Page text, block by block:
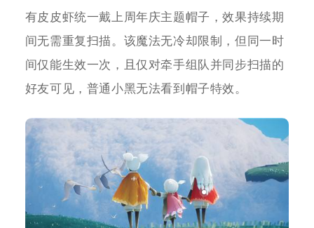
有皮皮虾统一戴上周年庆主题帽子，效果持续期
间无需重复扫描。该魔法无冷却限制，但同一时
间仅能生效一次，且仅对牵手组队并同步扫描的
好友可见，普通小黑无法看到帽子特效。